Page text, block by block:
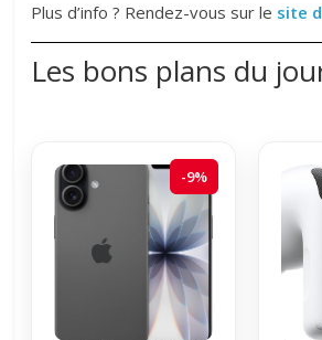
Plus d’info ? Rendez-vous sur le site
Les bons plans du
-9%